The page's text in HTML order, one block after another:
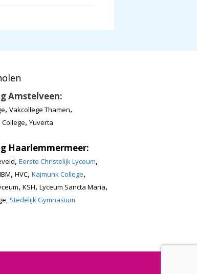
Amstelveen:
, Vakcollege Thamen,
, Yuverta
Haarlemmermeer:
, Eerste Christelijk Lyceum,
, HVC, Kajmunk College,
, KSH, Lyceum Sancta Maria,
Stedelijk Gymnasium